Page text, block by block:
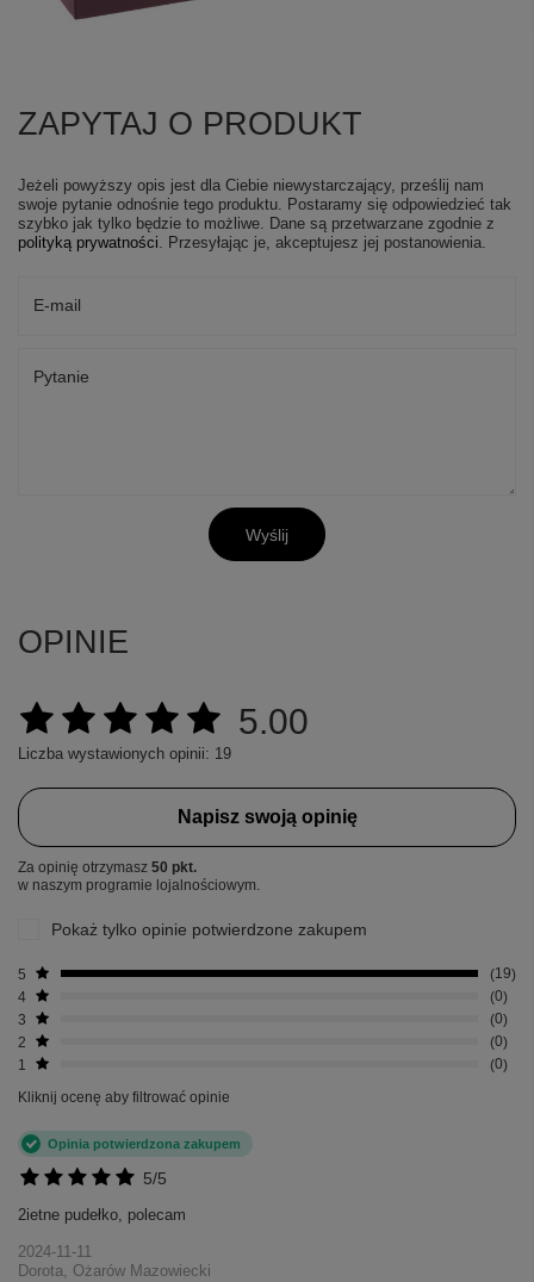
+6
Zobacz więcej
ZAPYTAJ O PRODUKT
Jeżeli powyższy opis jest dla Ciebie niewystarczający, prześlij nam
swoje pytanie odnośnie tego produktu. Postaramy się odpowiedzieć tak
szybko jak tylko będzie to możliwe. Dane są przetwarzane zgodnie z
polityką prywatności. Przesyłając je, akceptujesz jej postanowienia.
E-mail
Pytanie
Wyślij
OPINIE
5.00
Liczba wystawionych opinii: 19
Napisz swoją opinię
Za opinię otrzymasz 50 pkt.
w naszym programie lojalnościowym.
Pokaż tylko opinie potwierdzone zakupem
5
19
4
0
3
0
2
0
1
0
Kliknij ocenę aby filtrować opinie
5/5
Opinia potwierdzona zakupem
2ietne pudełko, polecam
2024-11-11
Dorota, Ożarów Mazowiecki